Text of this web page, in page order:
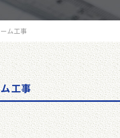
ム工事
工事